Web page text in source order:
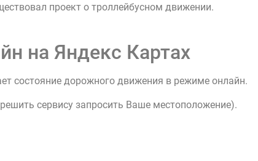
проект о троллейбусном движении.
на Яндекс Картах
состояние дорожного движения в режиме онлайн.
сервису запросить Ваше местоположение).